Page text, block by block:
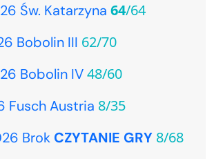
Św. Katarzyna 64/64
Bobolin III 62/70
Bobolin IV48/60
Fusch Austria 8/35
Brok CZYTANIE GRY 8/68